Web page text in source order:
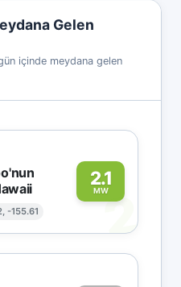
Gelen
içinde meydana gelen
-155.61
2.1
MW2